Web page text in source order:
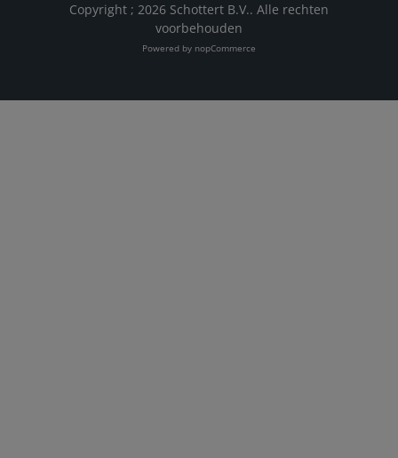
Copyright ; 2026 Schottert B.V.. Alle rechten
voorbehouden
Powered by nopCommerce